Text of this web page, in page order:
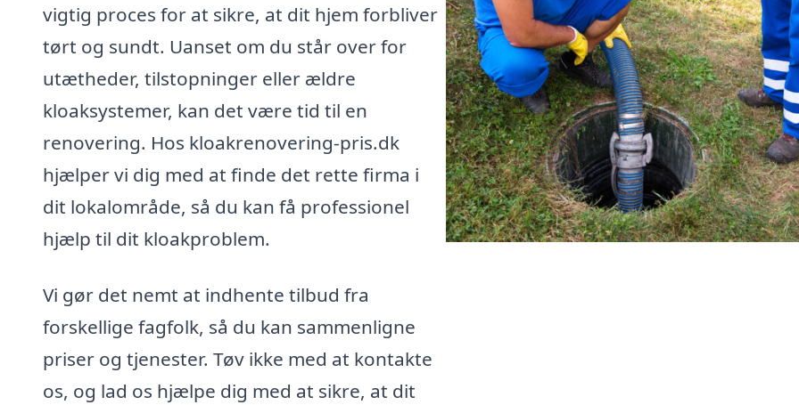
vigtig proces for at sikre, at dit hjem forbliver
tørt og sundt. Uanset om du står over for
utætheder, tilstopninger eller ældre
kloaksystemer, kan det være tid til en
renovering. Hos kloakrenovering-pris.dk
hjælper vi dig med at finde det rette firma i
dit lokalområde, så du kan få professionel
hjælp til dit kloakproblem.
Vi gør det nemt at indhente tilbud fra
forskellige fagfolk, så du kan sammenligne
priser og tjenester. Tøv ikke med at kontakte
os, og lad os hjælpe dig med at sikre, at dit